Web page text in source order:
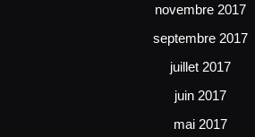
novembre 2017
septembre 2017
juillet 2017
juin 2017
mai 2017